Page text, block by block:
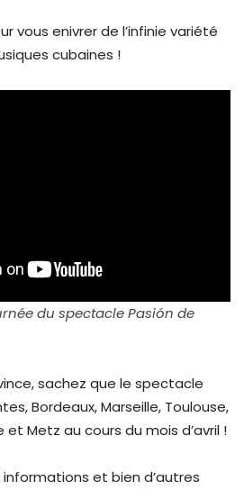
vous enivrer de l’infinie variété
cubaines !
du spectacle Pasión de
sachez que le spectacle
Bordeaux, Marseille, Toulouse,
et Metz au cours du mois d’avril !
et bien d’autres